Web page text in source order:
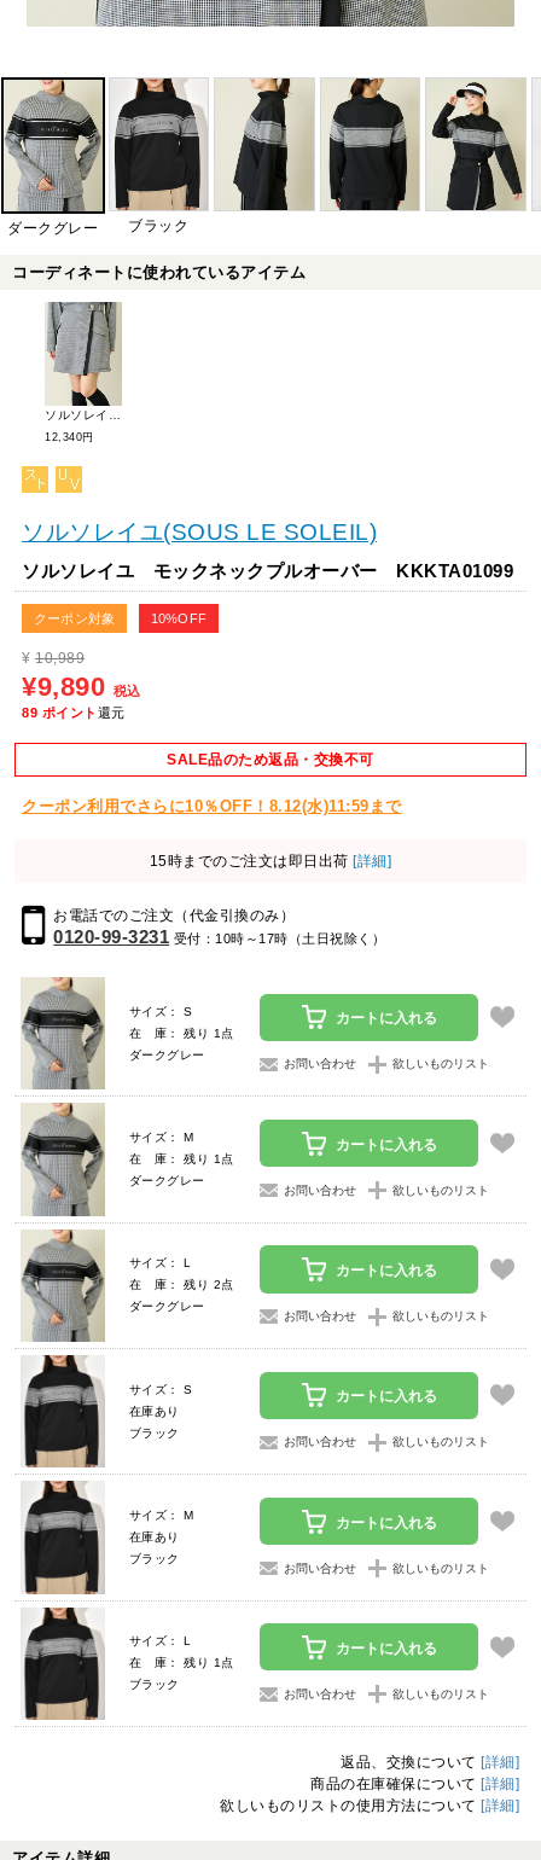
ダークグレー ブラック
コーディネートに使われているアイテム
12,340円
ソルソレイユ(SOUS LE SOLEIL)
ソルソレイユ モックネックプルオーバー KKKTA01099
クーポン対象 10%OFF
¥ 10,989
¥9,890 税込
89 ポイント 還元
SALE品のため返品・交換不可
クーポン利用でさらに10％OFF！8.12(水)11:59まで
15時までのご注文は即日出荷 [詳細]
お電話でのご注文（代金引換のみ）
0120-99-3231 受付：10時～17時（土日祝除く）
サイズ： S
在 庫： 残り 1点
ダークグレー
カートに入れる
お問い合わせ 欲しいものリスト
サイズ： M
在 庫： 残り 1点
ダークグレー
カートに入れる
お問い合わせ 欲しいものリスト
サイズ： L
在 庫： 残り 2点
ダークグレー
カートに入れる
お問い合わせ 欲しいものリスト
サイズ： S
在庫あり
ブラック
カートに入れる
お問い合わせ 欲しいものリスト
サイズ： M
在庫あり
ブラック
カートに入れる
お問い合わせ 欲しいものリスト
サイズ： L
在 庫： 残り 1点
ブラック
カートに入れる
お問い合わせ 欲しいものリスト
返品、交換について [詳細]
商品の在庫確保について [詳細]
欲しいものリストの使用方法について [詳細]